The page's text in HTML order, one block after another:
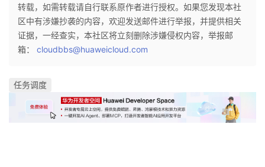
转载，如需转载请自行联系原作者进行授权。如果您发现本社
区中有涉嫌抄袭的内容，欢迎发送邮件进行举报，并提供相关
证据，一经查实，本社区将立刻删除涉嫌侵权内容，举报邮
箱： cloudbbs@huaweicloud.com
任务调度